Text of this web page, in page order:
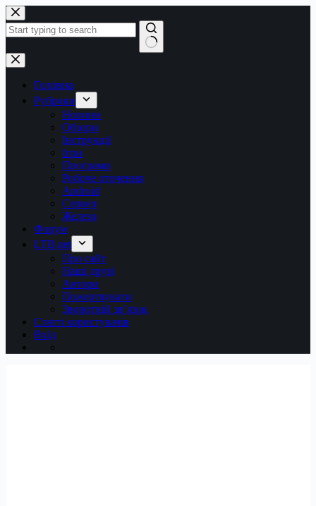
Перейти
до
вмісту
Немає
результатів
Головна
Рубрики
Новини
Обзори
Інструкції
Ігри
Програми
Робоче оточення
Android
Сервер
Железо
Форум
LTB.net
Про сайт
Наші друзі
Автори
Пожертвувати
Зворотній зв’язок
Статті користувачів
Вхід